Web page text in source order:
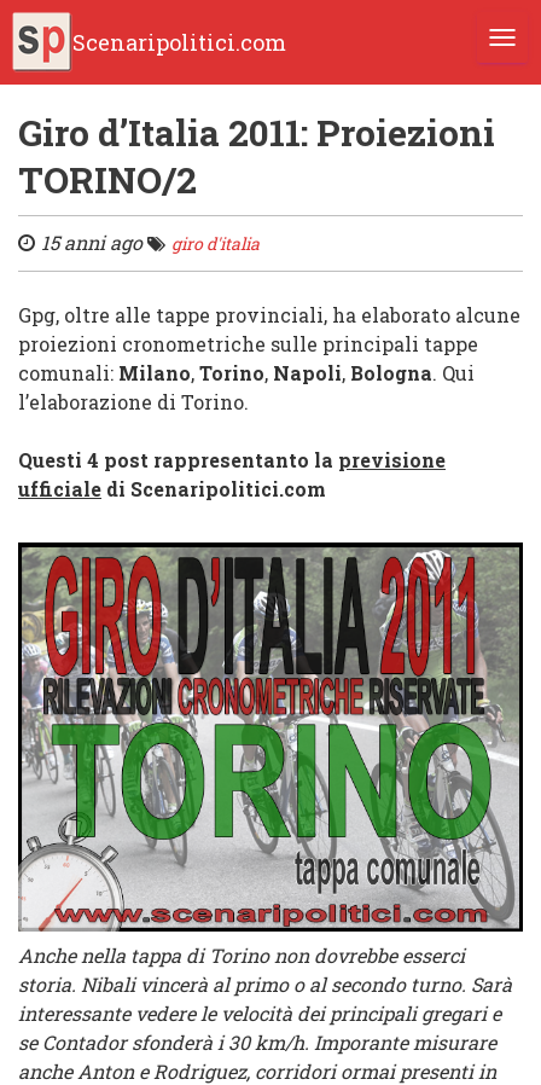
Scenaripolitici.com
Giro d’Italia 2011: Proiezioni
TORINO/2
15 anni ago giro d'italia
Gpg, oltre alle tappe provinciali, ha elaborato alcune
proiezioni cronometriche sulle principali tappe
comunali: Milano,Torino, Napoli, Bologna. Qui
l’elaborazione di Torino.
Questi 4 post rappresentanto la previsione
ufficiale di Scenaripolitici.com
Anche nella tappa di Torino non dovrebbe esserci
storia. Nibali vincerà al primo o al secondo turno. Sarà
interessante vedere le velocità dei principali gregari e
se Contador sfonderà i 30 km/h. Imporante misurare
anche Anton e Rodriguez, corridori ormai presenti in